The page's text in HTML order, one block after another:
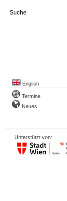
Suche
English
Termine
Neues
Unterstützt von: